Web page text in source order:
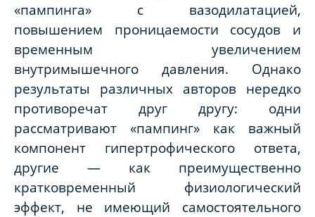
«пампинга» с вазодилатацией,
повышением проницаемости сосудов и
временным увеличением
внутримышечного давления. Однако
результаты различных авторов нередко
противоречат друг другу: одни
рассматривают «пампинг» как важный
компонент гипертрофического ответа,
другие — как преимущественно
кратковременный физиологический
эффект, не имеющий самостоятельного